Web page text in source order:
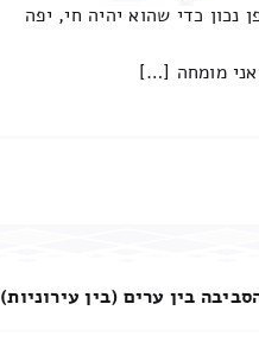
נכון כדי שהוא יהיה חי, יפה
מומחה […]
בין ערים (בין עירוניות)